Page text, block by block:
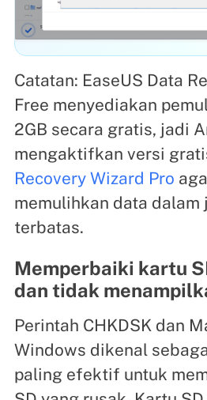
Catatan: EaseUS Data
Free menyediakan
2GB secara gratis, jadi
mengaktifkan versi
Recovery Wizard Pro
memulihkan data dalam
terbatas.
Memperbaiki kartu
dan tidak
Perintah CHKDSK dan
Windows dikenal
paling efektif untuk